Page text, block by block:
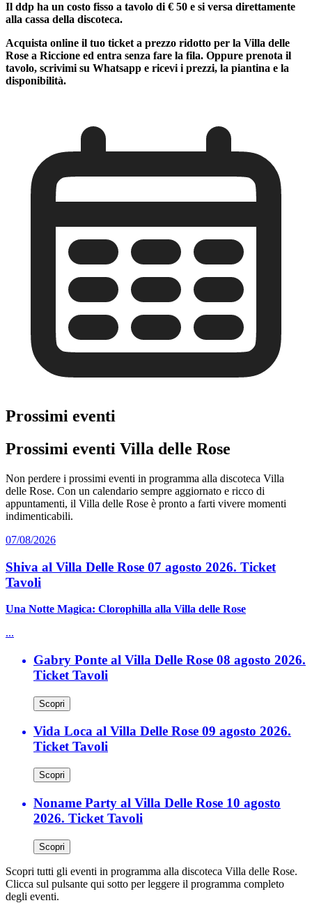
Il ddp ha un costo fisso a tavolo di € 50 e si versa direttamente
alla cassa della discoteca.
Acquista online il tuo ticket a prezzo ridotto per la Villa delle
Rose a Riccione ed entra senza fare la fila. Oppure prenota il
tavolo, scrivimi su Whatsapp e ricevi i prezzi, la piantina e la
disponibilità.
Prossimi eventi
Prossimi eventi Villa delle Rose
Non perdere i prossimi eventi in programma alla discoteca Villa
delle Rose. Con un calendario sempre aggiornato e ricco di
appuntamenti, il Villa delle Rose è pronto a farti vivere momenti
indimenticabili.
07/08/2026
Shiva al Villa Delle Rose 07 agosto 2026. Ticket
Tavoli
Una Notte Magica: Clorophilla alla Villa delle Rose
...
Gabry Ponte al Villa Delle Rose 08 agosto 2026.
Ticket Tavoli
Scopri
Vida Loca al Villa Delle Rose 09 agosto 2026.
Ticket Tavoli
Scopri
Noname Party al Villa Delle Rose 10 agosto
2026. Ticket Tavoli
Scopri
Scopri tutti gli eventi in programma alla discoteca Villa delle Rose.
Clicca sul pulsante qui sotto per leggere il programma completo
degli eventi.